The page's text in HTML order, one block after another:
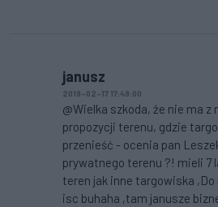
janusz
2019-02-17 17:49:00
@Wielka szkoda, że nie ma
propozycji terenu, gdzie
przenieść - ocenia pan
prywatnego terenu ?! mieli 7
teren jak inne targowiska
isc buhaha ,tam janusze